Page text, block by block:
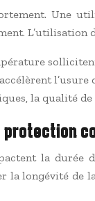
Une
l’usure
la qualité
protection
la
la longévité de